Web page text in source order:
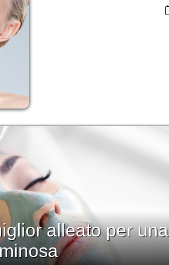
alleato per una